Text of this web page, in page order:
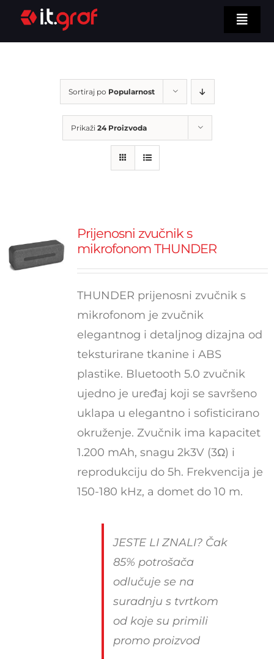
Skip
Naše usluge
Naša tehnologija
Asortiman
Sortiraj po Popularnost
Prikaži 24 Proizvoda
Prijenosni zvučnik s
mikrofonom THUNDER
THUNDER prijenosni zvučnik s
mikrofonom je zvučnik
elegantnog i detaljnog dizajna od
teksturirane tkanine i ABS
plastike. Bluetooth 5.0 zvučnik
ujedno je uređaj koji se savršeno
uklapa u elegantno i sofisticirano
okruženje. Zvučnik ima kapacitet
1.200 mAh, snagu 2k3V (3Ω) i
reprodukciju do 5h. Frekvencija je
150-180 kHz, a domet do 10 m.
JESTE LI ZNALI? Čak
85% potrošača
odlučuje se na
suradnju s tvrtkom
od koje su primili
promo proizvod